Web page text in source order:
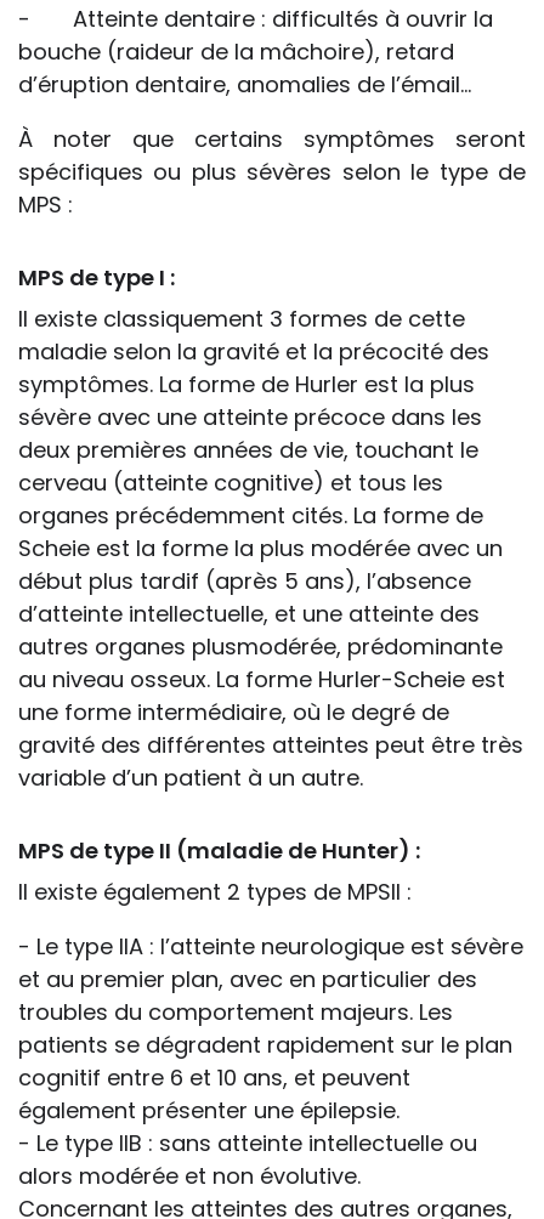
- Atteinte dentaire : difficultés à ouvrir la
bouche (raideur de la mâchoire), retard
d’éruption dentaire, anomalies de l’émail…
À noter que certains symptômes seront
spécifiques ou plus sévères selon le type de
MPS :
MPS de type I :
Il existe classiquement 3 formes de cette
maladie selon la gravité et la précocité des
symptômes. La forme de Hurler est la plus
sévère avec une atteinte précoce dans les
deux premières années de vie, touchant le
cerveau (atteinte cognitive) et tous les
organes précédemment cités. La forme de
Scheie est la forme la plus modérée avec un
début plus tardif (après 5 ans), l’absence
d’atteinte intellectuelle, et une atteinte des
autres organes plusmodérée, prédominante
au niveau osseux. La forme Hurler-Scheie est
une forme intermédiaire, où le degré de
gravité des différentes atteintes peut être très
variable d’un patient à un autre.
MPS de type II (maladie de Hunter) :
Il existe également 2 types de MPSII :
- Le type IIA : l’atteinte neurologique est sévère
et au premier plan, avec en particulier des
troubles du comportement majeurs. Les
patients se dégradent rapidement sur le plan
cognitif entre 6 et 10 ans, et peuvent
également présenter une épilepsie.
- Le type IIB : sans atteinte intellectuelle ou
alors modérée et non évolutive.
Concernant les atteintes des autres organes,